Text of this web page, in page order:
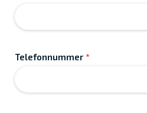
Telefonnummer *